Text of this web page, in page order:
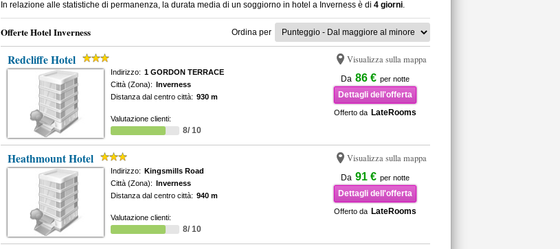
In relazione alle statistiche di permanenza, la durata media di un soggiorno in hotel a Inverness è di 4 giorni.
Offerte Hotel Inverness Ordina per
Redcliffe Hotel Visualizza sulla mappa
Da 86 € per notte
Dettagli dell'offerta
Offerto da LateRooms
Indirizzo: 1 GORDON TERRACE
Città (Zona): Inverness
Distanza dal centro città: 930 m
Valutazione clienti:
8/ 10
Heathmount Hotel Visualizza sulla mappa
Da 91 € per notte
Dettagli dell'offerta
Offerto da LateRooms
Indirizzo: Kingsmills Road
Città (Zona): Inverness
Distanza dal centro città: 940 m
Valutazione clienti:
8/ 10